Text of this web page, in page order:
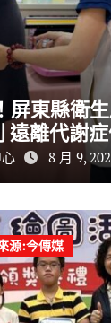
屏東縣衛
遠離代謝
8 月 9,
源:今傳媒